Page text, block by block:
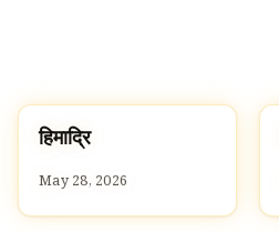
Hह
हिमाद्रि
May 28, 2026